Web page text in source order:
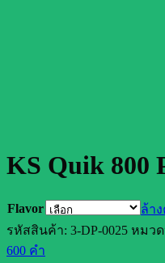
KS Quik 800
Flavor
ล้า
รหัสสินค้า: 3-DP-0025 หมว
600 คำ